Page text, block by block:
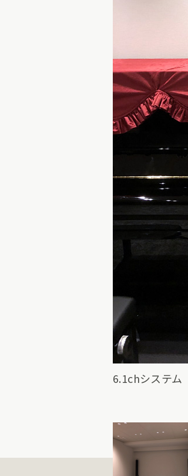
6.1chシステ